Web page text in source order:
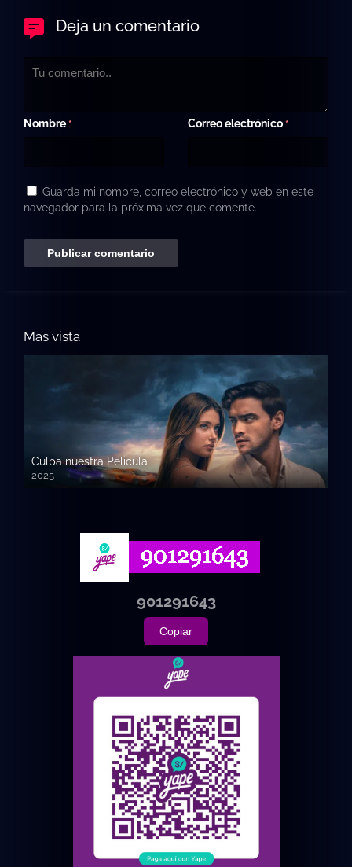
Deja un comentario
Nombre * Correo electrónico *
Guarda mi nombre, correo electrónico y web en este
navegador para la próxima vez que comente.
Mas vista
Culpa nuestra Pelicula
2025
720p HD
901291643
Copiar